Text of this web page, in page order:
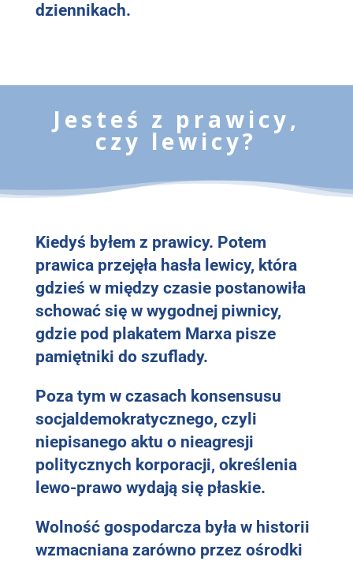
dziennikach.
Jesteś z prawicy,
czy lewicy?
Kiedyś byłem z prawicy. Potem
prawica przejęła hasła lewicy, która
gdzieś w między czasie postanowiła
schować się w wygodnej piwnicy,
gdzie pod plakatem Marxa pisze
pamiętniki do szuflady.
Poza tym w czasach konsensusu
socjaldemokratycznego, czyli
niepisanego aktu o nieagresji
politycznych korporacji, określenia
lewo-prawo wydają się płaskie.
Wolność gospodarcza była w historii
wzmacniana zarówno przez ośrodki